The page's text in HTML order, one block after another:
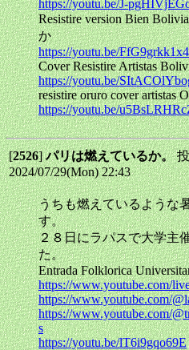
https://youtu.be/J-
Resistire version Bien
か
https://youtu.be/FfG9grkk1x4
Cover Resistire Artistas
https://youtu.be/
resistire oruro cover artistas
https://youtu.be/
[2526]パリは燃えているか。
2024/07/29(Mon) 22:43
うちも燃えているような
す。
２８日にラパスで大学主
た。
Entrada Folklorica
https://www.youtube.com/
https://www.youtube.com/
https://www.youtube.com/
s
https://youtu.be/lT6i9gqo69E